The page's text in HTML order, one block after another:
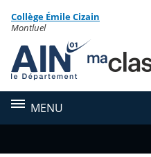
Menu de la rubrique
Contenu
Collège Émile Cizain
Montluel
MENU